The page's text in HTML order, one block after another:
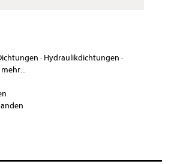
· Hydraulikdichtungen ·
mehr...